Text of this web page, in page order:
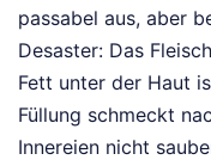
passabel aus, aber
Desaster: Das
Fett unter der Haut
Füllung schmeckt
Innereien nicht